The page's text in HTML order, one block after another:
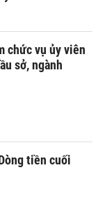
chức vụ ủy viên
sở, ngành
tiền cuối